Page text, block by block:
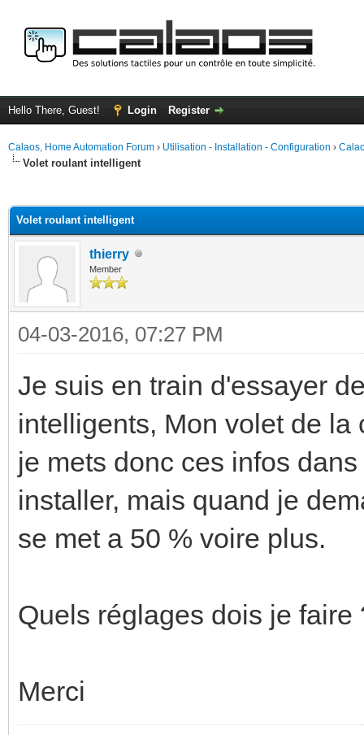
Hello There, Guest! Login Register
Calaos, Home Automation Forum › Utilisation - Installation - Configuration ›
Volet roulant intelligent
Volet roulant intelligent
thierry
Member
04-03-2016, 07:27 PM
Je suis en train d'essayer
intelligents, Mon volet de
je mets donc ces infos
installer, mais quand je
se met a 50 % voire plus.
Quels réglages dois je faire
Merci